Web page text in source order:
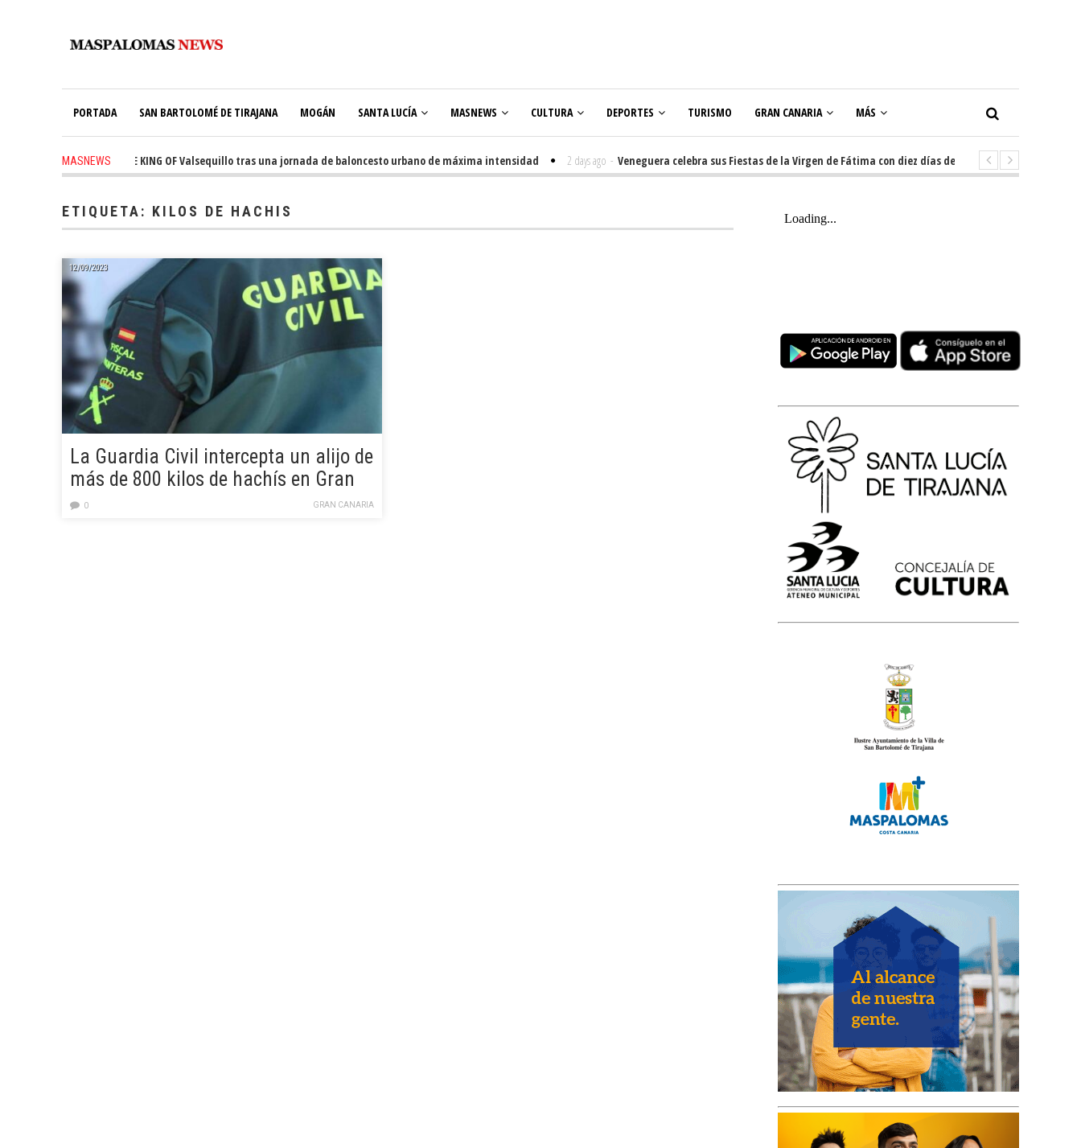
PORTADA SAN BARTOLOMÉ DE TIRAJANA MOGÁN SANTA LUCÍA MASNEWS CULTURA DEPORTES TURISMO GRAN CANARIA MÁS
MASNEWS
el trono de THE KING OF Valsequillo tras una jornada de baloncesto urbano de máxima intensidad 2 days ago - Veneguera celebra sus Fiestas de la Virgen de Fátima con diez días de tradición, música y actos
ETIQUETA: KILOS DE HACHIS
12/09/2023
La Guardia Civil intercepta un alijo de
más de 800 kilos de hachís en Gran
Canaria
GRAN CANARIA
0